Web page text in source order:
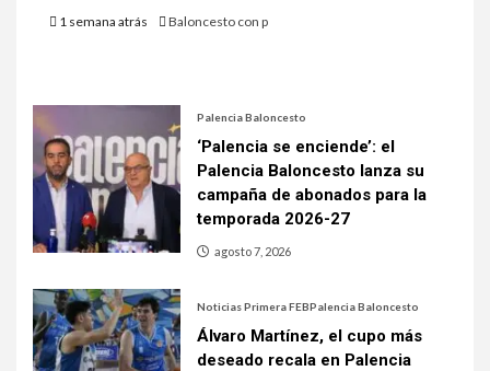
1 semana atrás Baloncesto con p
Palencia Baloncesto
‘Palencia se enciende’: el
Palencia Baloncesto lanza su
campaña de abonados para la
temporada 2026-27
agosto 7, 2026
Noticias Primera FEBPalencia Baloncesto
Álvaro Martínez, el cupo más
deseado recala en Palencia